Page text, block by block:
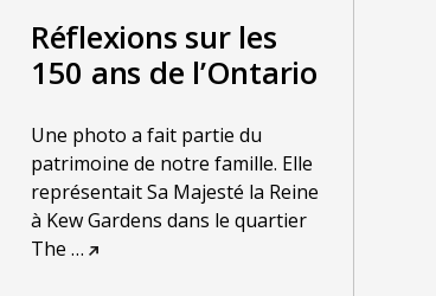
Réflexions sur les
150 ans de l’Ontario
Une photo a fait partie du
patrimoine de notre famille. Elle
représentait Sa Majesté la Reine
à Kew Gardens dans le quartier
The …